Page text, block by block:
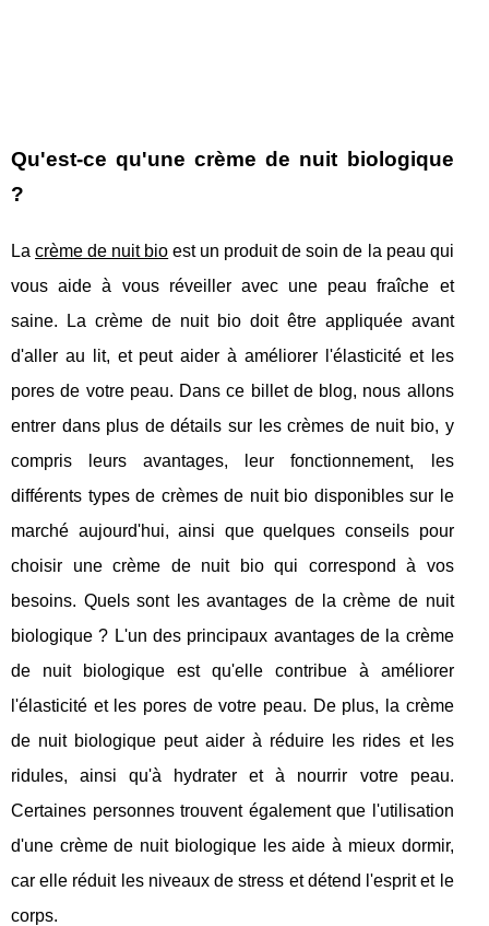
Qu'est-ce qu'une crème de nuit biologique
?
Lacrème de nuit bio est un produit de soin de la peau qui
vous aide à vous réveiller avec une peau fraîche et
saine. La crème de nuit bio doit être appliquée avant
d'aller au lit, et peut aider à améliorer l'élasticité et les
pores de votre peau. Dans ce billet de blog, nous allons
entrer dans plus de détails sur les crèmes de nuit bio, y
compris leurs avantages, leur fonctionnement, les
différents types de crèmes de nuit bio disponibles sur le
marché aujourd'hui, ainsi que quelques conseils pour
choisir une crème de nuit bio qui correspond à vos
besoins. Quels sont les avantages de la crème de nuit
biologique ? L'un des principaux avantages de la crème
de nuit biologique est qu'elle contribue à améliorer
l'élasticité et les pores de votre peau. De plus, la crème
de nuit biologique peut aider à réduire les rides et les
ridules, ainsi qu'à hydrater et à nourrir votre peau.
Certaines personnes trouvent également que l'utilisation
d'une crème de nuit biologique les aide à mieux dormir,
car elle réduit les niveaux de stress et détend l'esprit et le
corps.